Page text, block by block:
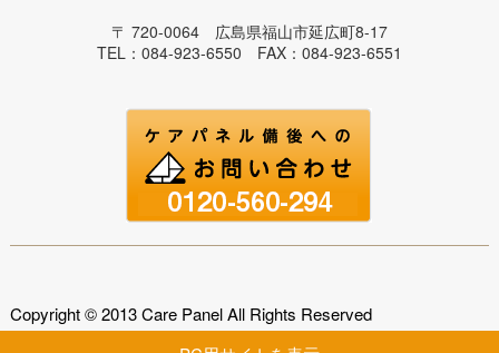
〒 720-0064 広島県福山市延広町8-17
TEL：084-923-6550 FAX：084-923-6551
Copyright © 2013 Care Panel All Rights Reserved